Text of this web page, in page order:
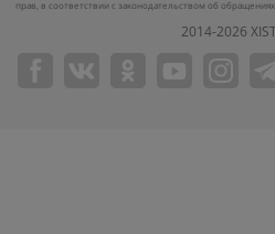
прав, в соответствии с законодательством об
2014-2026